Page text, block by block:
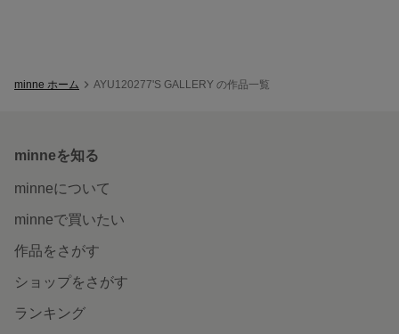
minne ホーム AYU120277'S GALLERY の作品一覧
minneを知る
minneについて
minneで買いたい
作品をさがす
ショップをさがす
ランキング